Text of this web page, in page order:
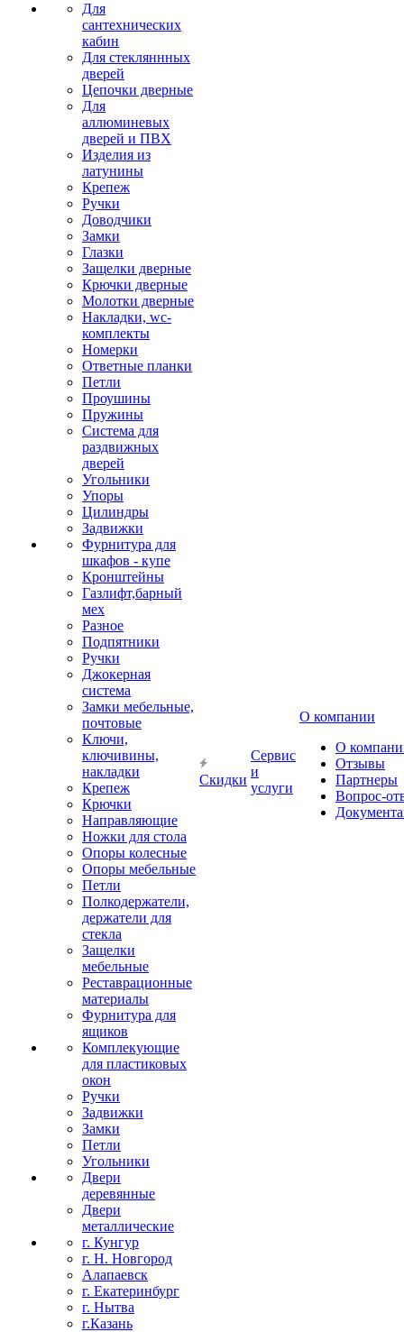
Для
сантехнических
кабин
Для стекляннных
дверей
Цепочки дверные
Для
аллюминевых
дверей и ПВХ
Изделия из
латунины
Крепеж
Ручки
Доводчики
Замки
Глазки
Защелки дверные
Крючки дверные
Молотки дверные
Накладки, wc-
комплекты
Номерки
Ответные планки
Петли
Проушины
Пружины
Система для
раздвижных
дверей
Угольники
Упоры
Цилиндры
Задвижки
Фурнитура для
шкафов - купе
Кронштейны
Газлифт,барный
мех
Разное
Подпятники
Ручки
Джокерная
система
Замки мебельные,
почтовые
Ключи,
ключивины,
накладки
Крепеж
Крючки
Направляющие
Ножки для стола
Опоры колесные
Опоры мебельные
Петли
Полкодержатели,
держатели для
стекла
Защелки
мебельные
Реставрационные
материалы
Фурнитура для
ящиков
Комплекующие
для пластиковых
окон
Ручки
Задвижки
Замки
Петли
Угольники
Двери
деревянные
Двери
металлические
г. Кунгур
г. Н. Новгород
Алапаевск
г. Екатеринбург
г. Нытва
г.Казань
Скидки
Сервис
и
услуги
О компании
О
Отзывы
Партнеры
Вопрос-